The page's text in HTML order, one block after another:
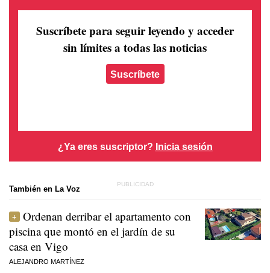
Suscríbete para seguir leyendo y acceder
sin límites a todas las noticias
Suscríbete
¿Ya eres suscriptor? Inicia sesión
También en La Voz
Ordenan derribar el apartamento con
piscina que montó en el jardín de su
casa en Vigo
ALEJANDRO MARTÍNEZ